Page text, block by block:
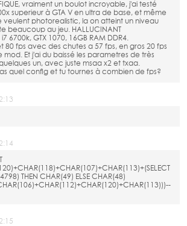
vraiment un boulot incroyable, j'ai testé
superieur à GTA V en ultra de base, et même
veulent photorealistic, la on atteint un niveau
beaucoup au jeu. HALLUCINANT
6700k, GTX 1070, 16GB RAM DDR4.
80 fps avec des chutes a 57 fps, en gros 20 fps
mod. Et j'ai du baissé les parametres de très
un, avec juste msaa x2 et txaa.
quel config et tu tournes à combien de fps?
THEN CHAR(49) ELSE CHAR(48)